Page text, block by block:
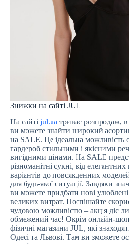
Знижки на сайті JUL
На сайті jul.ua триває розпродаж,
ви можете знайти широкий
на SALE. Це ідеальна можливість
гардероб стильними і якісними
вигідними цінами. На SALE
різноманітні сукні, від елегантних
варіантів до повсякденних
для будь-якої ситуації. Завдяки
ви можете придбати нові улюблені
великих витрат. Поспішайте
чудовою можливістю – акція діє
обмежений час! Окрім онлайн-
фізичні магазини JUL, які
Одесі та Львові. Там ви зможете